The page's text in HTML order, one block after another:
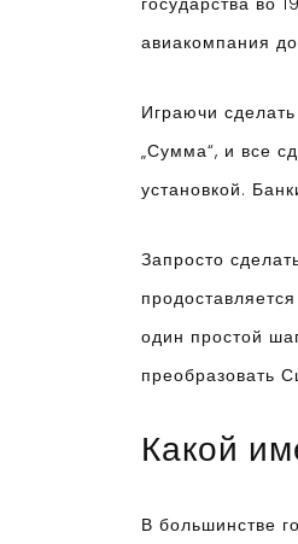
авиакомпания
Играючи
„Сумма“, и все
установкой.
Запросто
один простой
преобразовать
Какой
В большинстве